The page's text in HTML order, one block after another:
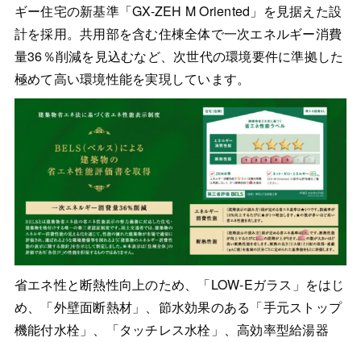
ギー住宅の新基準「GX-ZEH M Oriented」を見据えた設
計を採用。共用部を含む住棟全体で一次エネルギー消費
量36％削減を見込むなど、次世代の環境要件に準拠した
極めて高い環境性能を実現しています。
省エネ性と断熱性向上のため、「LOW-Eガラス」をはじ
め、「外壁面断熱材」、節水効果のある「手元ストップ
機能付水栓」、「タッチレス水栓」、高効率型給湯器